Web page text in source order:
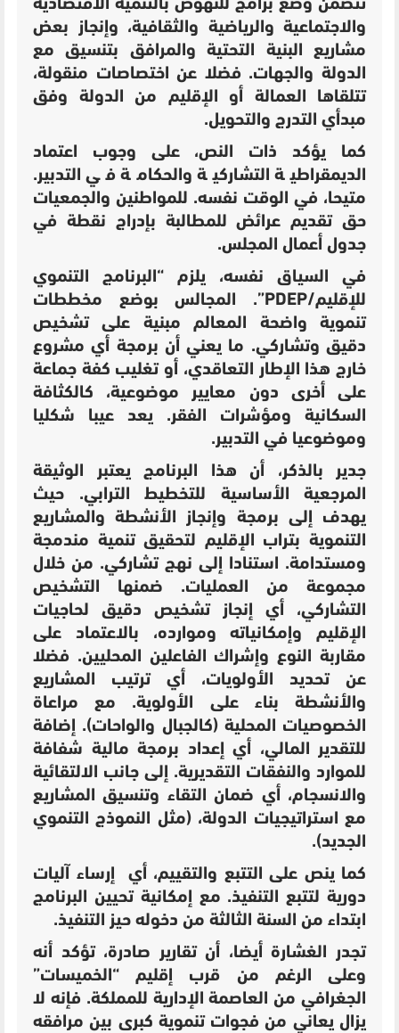
تتضمن وضع برامج للنهوض بالتنمية الاقتصادية
والاجتماعية والرياضية والثقافية، وإنجاز بعض
مشاريع البنية التحتية والمرافق بتنسيق مع
الدولة والجهات. فضلا عن اختصاصات منقولة،
تتلقاها العمالة أو الإقليم من الدولة وفق
مبدأي التدرج والتحويل.
كما يؤكد ذات النص، على وجوب اعتماد
الديمقراطية التشاركية والحكامة في التدبير.
متيحا، في الوقت نفسه. للمواطنين والجمعيات
حق تقديم عرائض للمطالبة بإدراج نقطة في
جدول أعمال المجلس.
في السياق نفسه، يلزم “البرنامج التنموي
للإقليم/PDEP”. المجالس بوضع مخططات
تنموية واضحة المعالم مبنية على تشخيص
دقيق وتشاركي. ما يعني أن برمجة أي مشروع
خارج هذا الإطار التعاقدي، أو تغليب كفة جماعة
على أخرى دون معايير موضوعية، كالكثافة
السكانية ومؤشرات الفقر. يعد عيبا شكليا
وموضوعيا في التدبير.
جدير بالذكر، أن هذا البرنامج يعتبر الوثيقة
المرجعية الأساسية للتخطيط الترابي. حيث
يهدف إلى برمجة وإنجاز الأنشطة والمشاريع
التنموية بتراب الإقليم لتحقيق تنمية مندمجة
ومستدامة. استنادا إلى نهج تشاركي. من خلال
مجموعة من العمليات. ضمنها التشخيص
التشاركي، أي إنجاز تشخيص دقيق لحاجيات
الإقليم وإمكانياته وموارده، بالاعتماد على
مقاربة النوع وإشراك الفاعلين المحليين. فضلا
عن تحديد الأولويات، أي ترتيب المشاريع
والأنشطة بناء على الأولوية. مع مراعاة
الخصوصيات المحلية (كالجبال والواحات). إضافة
للتقدير المالي، أي إعداد برمجة مالية شفافة
للموارد والنفقات التقديرية. إلى جانب الالتقائية
والانسجام، أي ضمان التقاء وتنسيق المشاريع
مع استراتيجيات الدولة، (مثل النموذج التنموي
الجديد).
كما ينص على التتبع والتقييم، أي إرساء آليات
دورية لتتبع التنفيذ. مع إمكانية تحيين البرنامج
ابتداء من السنة الثالثة من دخوله حيز التنفيذ.
تجدر الغشارة أيضا، أن تقارير صادرة، تؤكد أنه
وعلى الرغم من قرب إقليم “الخميسات”
الجغرافي من العاصمة الإدارية للمملكة. فإنه لا
يزال يعاني من فجوات تنموية كبرى بين مرافقه